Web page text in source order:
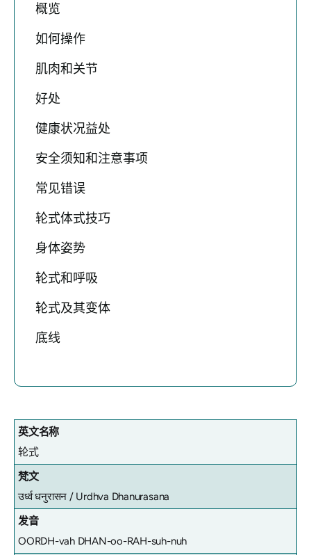
概览
如何操作
肌肉和关节
好处
健康状况益处
安全须知和注意事项
常见错误
轮式体式技巧
身体姿势
轮式和呼吸
轮式及其变体
底线
英文名称
轮式
梵文
उर्ध्व धनुरासन / Urdhva Dhanurasana
发音
OORDH-vah DHAN-oo-RAH-suh-nuh